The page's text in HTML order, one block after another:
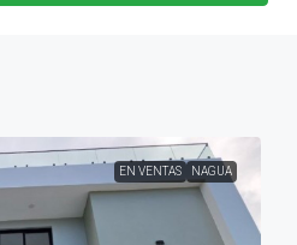
EN VENTAS NAGUA